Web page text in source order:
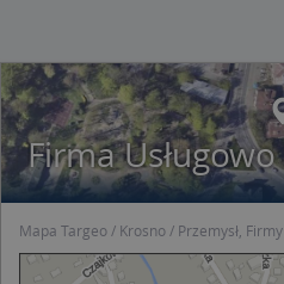
Mapa Targeo Krosno Przemysł, Firmy